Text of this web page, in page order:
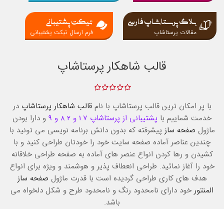
بلاگ پرستاشاپ فارسی
مقالات پرستاشاپ
تیکت پشتیبانی
فرم ارسال تیکت پشتیبانی
قالب شاهکار پرستاشاپ
با پر امکان ترین قالب پرستاشاپ با نامقالب شاهکار پرستاشاپ در
خدمت شماییم با پشتیبانی از پرستاشاپ 1.7 و 8.2 و 9
و دارا بودن
ماژول صفحه ساز پیشرفته که بدون دانش برنامه نویسی می تونید با
چندین عناصر آماده صفحه سایت خود را خودتان طراحی کنید و با
کشیدن و رها کردن انواع عنصر های آماده به صفحه طراحی خلاقانه
خود را آغاز نمائید. طراحی انعطاف پذیر و هوشمند و ویژه برای انواع
هدف های کاری طراحی گردیده است با قدرت ماژول صفحه ساز
المنتور خود دارای نامحدود رنگ و نامحدود طرح و شکل دلخواه می
باشد.